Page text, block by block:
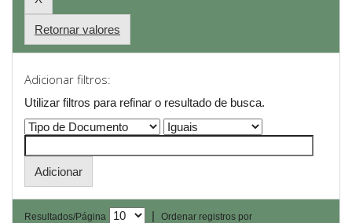
Retornar valores
Adicionar filtros:
Utilizar filtros para refinar o resultado de busca.
Resultados/Página |
Ordenar registros por